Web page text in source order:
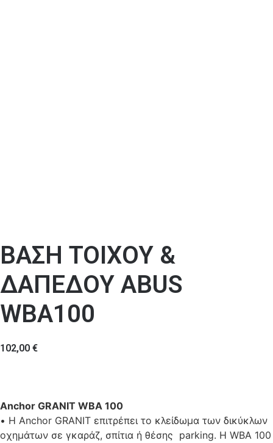
ΒΑΣΗ ΤΟΙΧΟΥ &
ΔΑΠΕΔΟΥ ABUS
WBA100
102,00 €
Anchor GRANIT WBA 100
• Η Anchor GRANIT επιτρέπει το κλείδωμα των δικύκλων
οχημάτων σε γκαράζ, σπίτια ή θέσης parking. Η WBA 100